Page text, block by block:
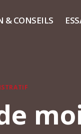
& CONSEILS